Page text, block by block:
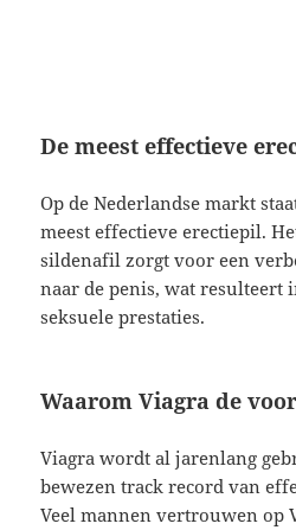
De meest effectieve
Op de Nederlandse markt
meest effectieve erectiepil.
sildenafil zorgt voor een
naar de penis, wat resulteert
seksuele prestaties.
Waarom Viagra de
Viagra wordt al jarenlang
bewezen track record van
Veel mannen vertrouwen op